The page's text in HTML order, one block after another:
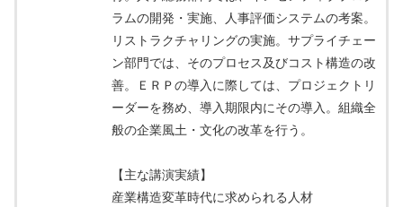
ラムの開発・実施、人事評価システムの考案。
リストラクチャリングの実施。サプライチェー
ン部門では、そのプロセス及びコスト構造の改
善。ＥＲＰの導入に際しては、プロジェクトリ
ーダーを務め、導入期限内にその導入。組織全
般の企業風土・文化の改革を行う。
【主な講演実績】
産業構造変革時代に求められる人材